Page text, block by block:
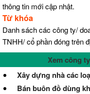
thông tin mới cập nhật.
Từ khóa
Danh sách các công ty/
TNHH/ cổ phần đóng trên
Xem công
Xây dựng nhà các
Bán buôn đồ dùng